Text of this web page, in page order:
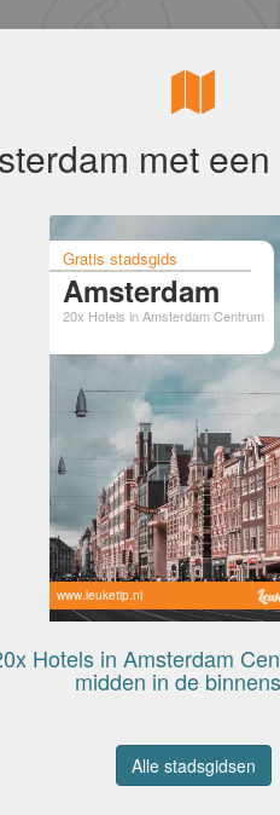
met
Gratis stadsgids
Amsterdam
20x Hotels in Amsterdam Centrum
www.leuketip.nl
Hotels in Amsterdam
midden in de
Alle stadsgidsen